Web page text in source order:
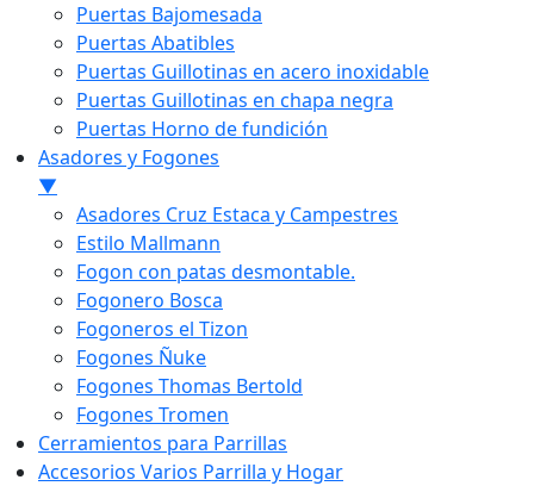
Puertas Bajomesada
Puertas Abatibles
Puertas Guillotinas en acero inoxidable
Puertas Guillotinas en chapa negra
Puertas Horno de fundición
Asadores y Fogones
▼
Asadores Cruz Estaca y Campestres
Estilo Mallmann
Fogon con patas desmontable.
Fogonero Bosca
Fogoneros el Tizon
Fogones Ñuke
Fogones Thomas Bertold
Fogones Tromen
Cerramientos para Parrillas
Accesorios Varios Parrilla y Hogar